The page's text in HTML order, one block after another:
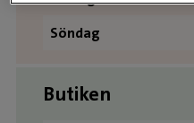
Söndag
Butiken